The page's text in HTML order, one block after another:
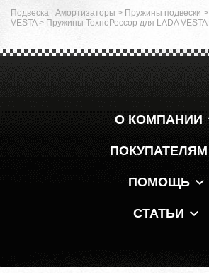
Подвеска | Амортизаторы > Пружины подвески >
VESTA > Пружины ТехноРессор для LADA VESTA
О КОМПАНИИ
ПОКУПАТЕЛЯМ
ПОМОЩЬ
СТАТЬИ